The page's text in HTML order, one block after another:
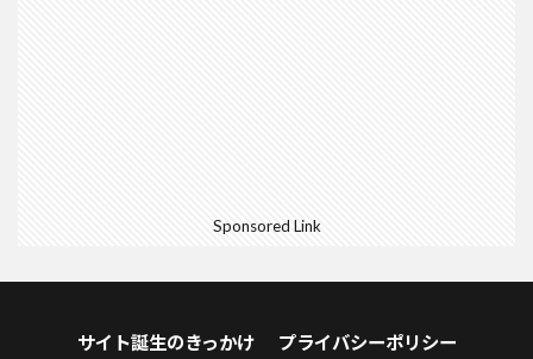
Sponsored Link
サイト誕生のきっかけ プライバシーポリシー